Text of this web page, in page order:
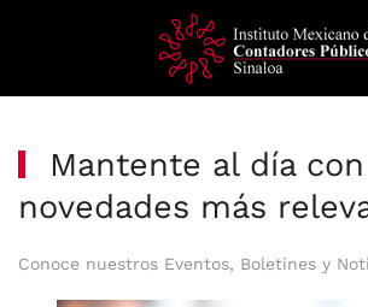
to
content
Mantente al día
novedades más
Conoce nuestros Eventos, Boletines y